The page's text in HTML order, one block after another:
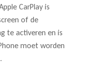
CarPlay is
of de
te activeren en is
moet worden